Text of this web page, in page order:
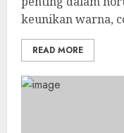
keunikan warna,
READ MORE